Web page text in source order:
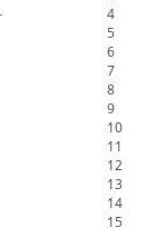
4
5
6
7
8
9
10
11
12
13
14
15